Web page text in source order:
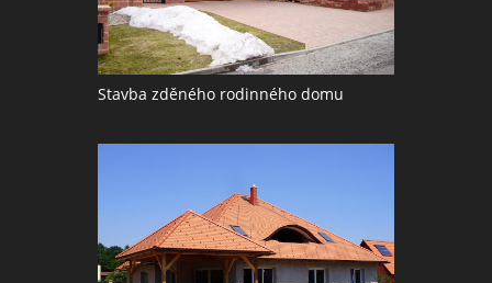
Stavba zděného rodinného domu